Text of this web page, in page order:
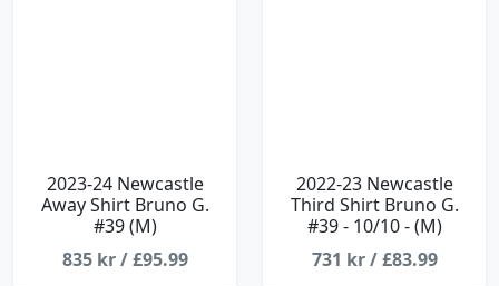
2023-24 Newcastle
Away Shirt Bruno G.
#39 (M)
835 kr / £95.99
2022-23 Newcastle
Third Shirt Bruno G.
#39 - 10/10 - (M)
731 kr / £83.99